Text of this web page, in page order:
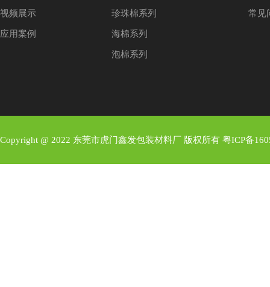
视频展示
应用案例
珍珠棉系列
海棉系列
泡棉系列
常见
Copyright @ 2022 东莞市虎门鑫发包装材料厂 版权所有 粤ICP备